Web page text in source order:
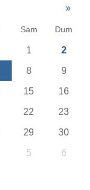
»
Sam Dum
1 2
8 9
15 16
22 23
29 30
5 6